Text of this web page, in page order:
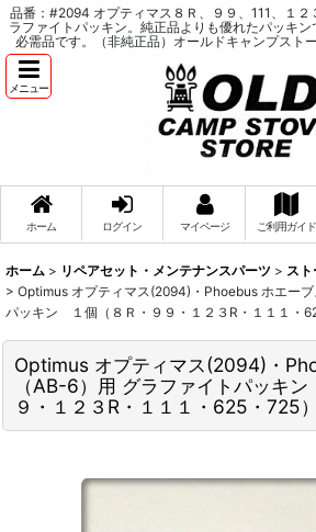
品番：#2094 オプティマス８Ｒ、９９、111、１
ラファイトパッキン。純正品よりも優れたパッキ
必需品です。（非純正品）オールドキャンプスト
メニュー
ホーム ログイン マイページ ご利用ガイド
ホーム > リペアセット・メンテナンスパーツ > ス
> Optimus オプティマス(2094)・Phoebus ホエー
パッキン １個（８Ｒ・９９・１２３R・１１１・
Optimus オプティマス(2094)・
（AB-6）用 グラファイトパッキ
９・１２３R・１１１・625・725